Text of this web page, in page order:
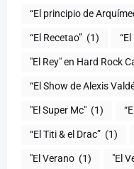
“El principio de
“El Recetao” (1)
"El Rey" en Hard Rock
“El Show de Alexis
"El Super Mc" (1)
“El Titi & el Drac” (1)
"El Verano (1) "El